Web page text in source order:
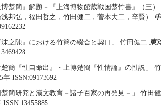
博楚簡』解題－『上海博物館蔵戦国楚竹書』（三
邦弘，福田哲之，竹田健二，菅本大二，辛賢）
沫之陳』における竹簡の綴合と契口」 竹田健二 東
楚簡『性自命出』・上博楚簡『性情論』の性説」
年 ISSN:09173692
楚簡研究と漢文教育－諸子百家の再発見－」 竹田
ISSN:13455885